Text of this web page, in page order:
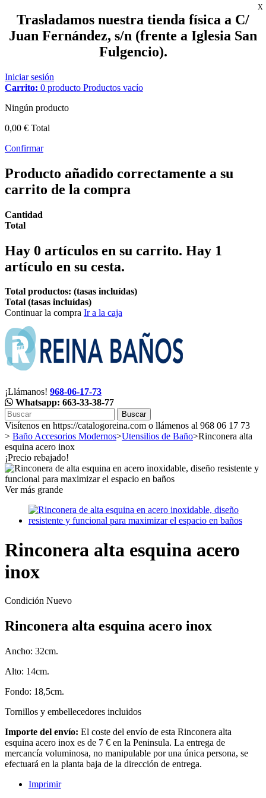
Trasladamos nuestra tienda física a C/
Juan Fernández, s/n (frente a Iglesia San
Fulgencio).
X
Iniciar sesión
Carrito: 0 producto Productos vacío
Ningún producto
0,00 € Total
Confirmar
Producto añadido correctamente a su
carrito de la compra
Cantidad
Total
Hay 0 artículos en su carrito. Hay 1
artículo en su cesta.
Total productos: (tasas incluídas)
Total (tasas incluídas)
Continuar la compra Ir a la caja
¡Llámanos! 968-06-17-73
Whatsapp: 663-33-38-77
Buscar
Visítenos en https://catalogoreina.com o llámenos al 968 06 17 73
> Baño Accesorios Modernos>Utensilios de Baño>Rinconera alta
esquina acero inox
¡Precio rebajado!
Ver más grande
Rinconera alta esquina acero
inox
Condición Nuevo
Rinconera alta esquina acero inox
Ancho: 32cm.
Alto: 14cm.
Fondo: 18,5cm.
Tornillos y embellecedores incluidos
Importe del envío: El coste del envío de esta Rinconera alta
esquina acero inox es de 7 € en la Peninsula. La entrega de
mercancía voluminosa, no manipulable por una única persona, se
efectuará en la planta baja de la dirección de entrega.
Imprimir